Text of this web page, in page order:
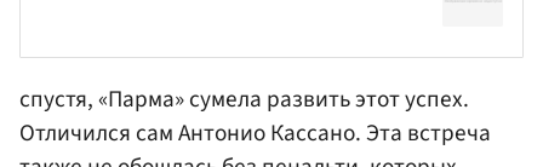
спустя, «Парма» сумела развить этот успех.
Отличился самАнтонио Кассано. Эта встреча